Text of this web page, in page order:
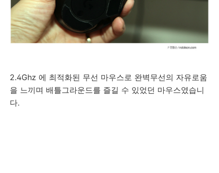
2.4Ghz 에 최적화된 무선 마우스로 완벽무선의 자유로움
을 느끼며 배틀그라운드를 즐길 수 있었던 마우스였습니
다.